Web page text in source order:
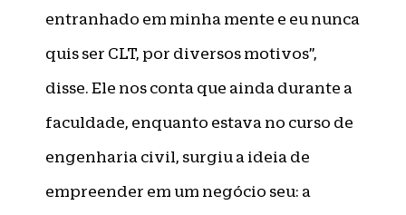
entranhado em minha mente e eu nunca
quis ser CLT, por diversos motivos”,
disse. Ele nos conta que ainda durante a
faculdade, enquanto estava no curso de
engenharia civil, surgiu a ideia de
empreender em um negócio seu: a